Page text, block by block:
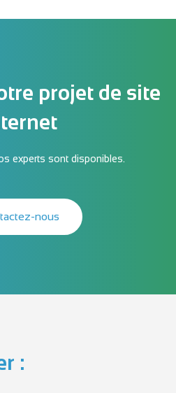
projet de site
experts sont disponibles.
nous
: